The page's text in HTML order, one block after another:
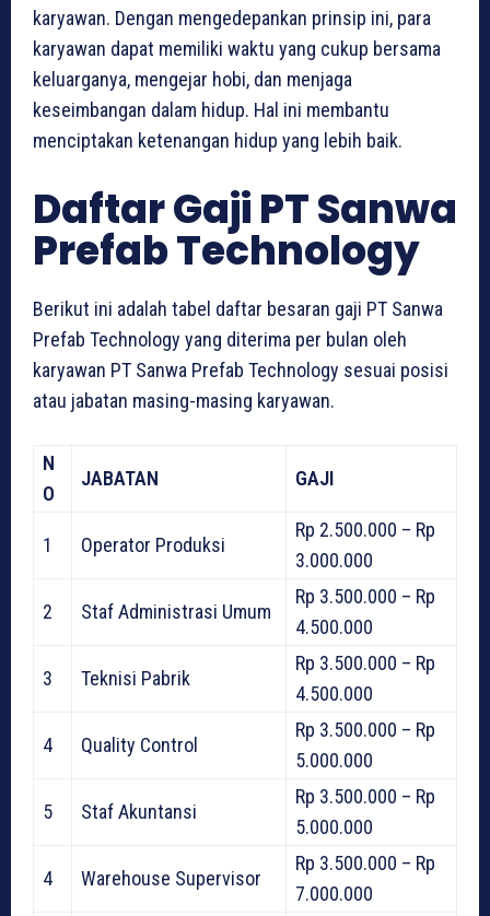
karyawan. Dengan mengedepankan prinsip ini, para
karyawan dapat memiliki waktu yang cukup bersama
keluarganya, mengejar hobi, dan menjaga
keseimbangan dalam hidup. Hal ini membantu
menciptakan ketenangan hidup yang lebih baik.
Daftar Gaji PT Sanwa
Prefab Technology
Berikut ini adalah tabel daftar besaran gaji PT Sanwa
Prefab Technology yang diterima per bulan oleh
karyawan PT Sanwa Prefab Technology sesuai posisi
atau jabatan masing-masing karyawan.
N
O
JABATAN GAJI
1 Operator Produksi
Rp 2.500.000 – Rp
3.000.000
2 Staf Administrasi Umum
Rp 3.500.000 – Rp
4.500.000
3 Teknisi Pabrik
Rp 3.500.000 – Rp
4.500.000
4 Quality Control
Rp 3.500.000 – Rp
5.000.000
5 Staf Akuntansi
Rp 3.500.000 – Rp
5.000.000
4 Warehouse Supervisor
Rp 3.500.000 – Rp
7.000.000